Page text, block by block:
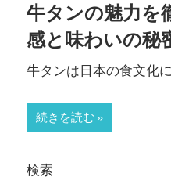
牛タンの魅力を
感と味わいの秘
牛タンは日本の食文化
続きを読む
検索